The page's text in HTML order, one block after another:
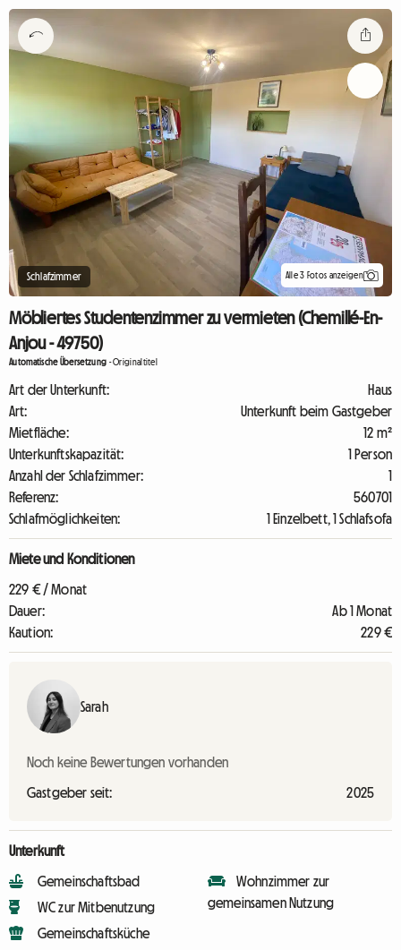
Schlafzimmer Alle 3 Fotos anzeigen
Möbliertes Studentenzimmer zu vermieten (Chemillé-En-
Anjou - 49750)
Automatische Übersetzung -Originaltitel
Art der Unterkunft:
Haus
Art:
Unterkunft beim Gastgeber
Mietfläche:
12 m²
Unterkunftskapazität:
1 Person
Anzahl der Schlafzimmer:
1
Referenz:
560701
Schlafmöglichkeiten:
1 Einzelbett, 1 Schlafsofa
Miete und Konditionen
229 € / Monat
Dauer:
Ab 1 Monat
Kaution:
229 €
Sarah
Noch keine Bewertungen vorhanden
Gastgeber seit: 2025
Unterkunft
Gemeinschaftsbad
WC zur Mitbenutzung
Gemeinschaftsküche
Wohnzimmer zur
gemeinsamen Nutzung